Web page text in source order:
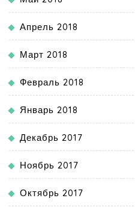
Апрель 2018
Март 2018
Февраль 2018
Январь 2018
Декабрь 2017
Ноябрь 2017
Октябрь 2017